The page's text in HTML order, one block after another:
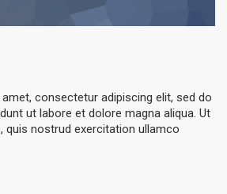
consectetur adipiscing elit, sed do
ut labore et dolore magna aliqua. Ut
quis nostrud exercitation ullamco